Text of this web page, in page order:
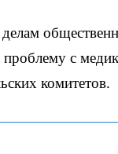
с
комитетов.